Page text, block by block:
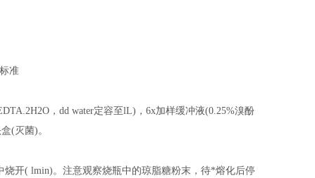
准
，dd water定容至lL)，6x加样缓冲液(0.25%溴酚
(灭菌)。
开( lmin)。注意观察烧瓶中的琼脂糖粉末，待*熔化后停